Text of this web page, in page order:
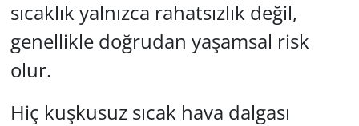
sıcaklık yalnızca rahatsızlık değil,
genellikle doğrudan yaşamsal risk
olur.
Hiç kuşkusuz sıcak hava dalgası